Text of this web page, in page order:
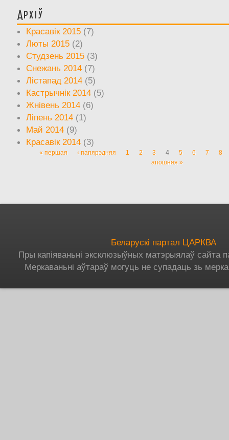
Архіў
Красавік 2015 (7)
Люты 2015 (2)
Студзень 2015 (3)
Снежань 2014 (7)
Лістапад 2014 (5)
Кастрычнік 2014 (5)
Жнівень 2014 (6)
Ліпень 2014 (1)
Май 2014 (9)
Красавік 2014 (3)
Старонкі
« першая ‹ папярэдняя 1 2 3 4 5 6 7
8
апошняя »
Беларускі партал ЦАРКВА
Пры капіяваньні эксклюзыўных матэрыялаў сайта
Меркаваньні аўтараў могуць не супадаць зь